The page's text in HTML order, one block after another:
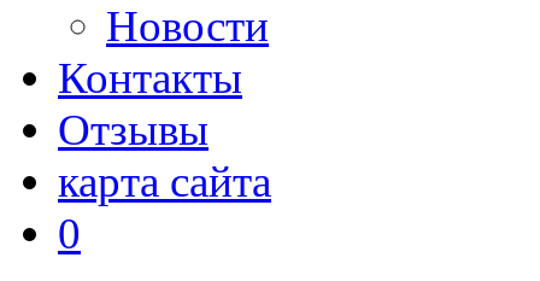
Новости
Контакты
Отзывы
карта сайта
0